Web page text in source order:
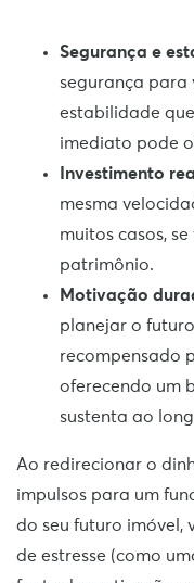
Segurança e
segurança para
estabilidade
imediato pode
Investimento
mesma
muitos casos,
patrimônio.
Motivação
planejar o
recompensado
oferecendo um
sustenta ao
Ao redirecionar o
impulsos para um
do seu futuro imóvel,
de estresse (como